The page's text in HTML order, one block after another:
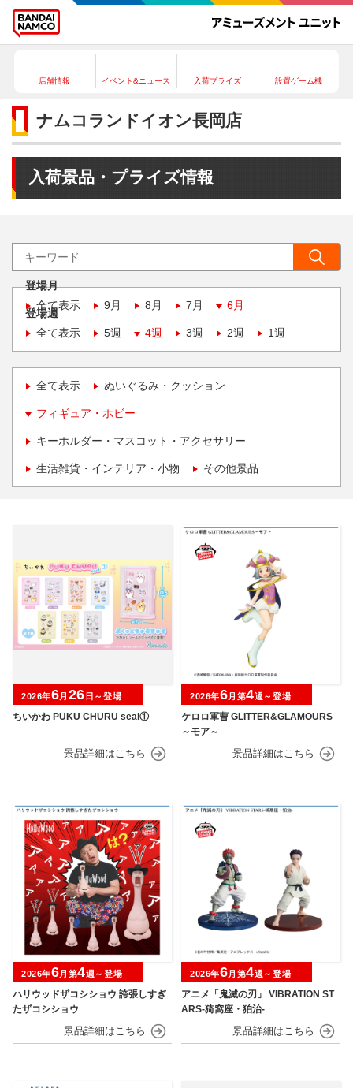
店舗情報 イベント&ニュース 入荷プライズ 設置ゲーム機
ナムコランドイオン長岡店
入荷景品・プライズ情報
登場月
全て表示
9月 8月 7月 6月
登場週
全て表示
5週 4週 3週 2週 1週
全て表示 ぬいぐるみ・クッション
フィギュア・ホビー
キーホルダー・マスコット・アクセサリー
生活雑貨・インテリア・小物 その他景品
ちいかわ PUKU CHURU seal①
2026年6月 26 日～登場
ケロロ軍曹 GLITTER&GLAMOURS
～モア～
2026年6月第4週～登場
ハリウッドザコシショウ 誇張しすぎ
たザコシショウ
2026年6月第4週～登場
アニメ「鬼滅の刃」 VIBRATION ST
ARS-猗窩座・狛治-
2026年6月第4週～登場